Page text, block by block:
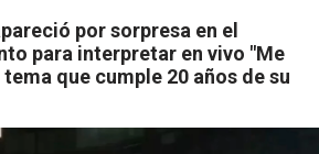
d
a
por sorpresa en el
para interpretar en vivo "Me
que cumple 20 años de su